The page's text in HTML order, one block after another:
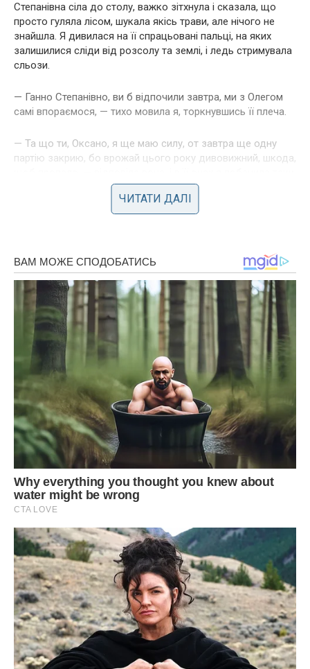
Степанівна сіла до столу, важко зітхнула і сказала, що
просто гуляла лісом, шукала якісь трави, але нічого не
знайшла. Я дивилася на її спрацьовані пальці, на яких
залишилися сліди від розсолу та землі, і ледь стримувала
сльози.
— Ганно Степанівно, ви б відпочили завтра, ми з Олегом
самі впораємося, — тихо мовила я, торкнувшись її плеча.
— Та що ти, Оксано, я ще маю силу, от завтра ще одну
партію закрию, бо врожай цього року дивовижний, шкода,
рішучість, що зрозуміла — вона не зупиниться, доки не
на кухні і рахували останні копійки, не знаючи, де взяти
ще кілька тисяч. Олег закрив обличчя руками, я просто
дивилася в одну точку, відчуваючи повне безсилля перед
цією ситуацією. І тут у кімнату зайшла свекруха, вона була
вдягнена у свою кращу хустку, ту, що вдягала лише до
церкви.
ЧИТАТИ ДАЛІ